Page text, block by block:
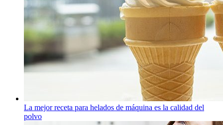
La mejor receta para helados de máquina es la calidad del
polvo